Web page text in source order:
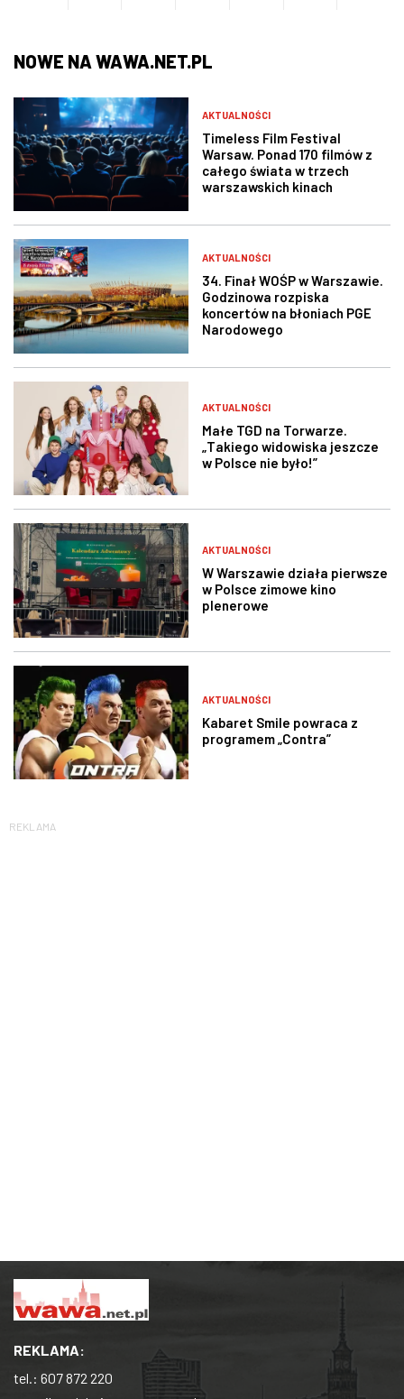
NOWE NA WAWA.NET.PL
AKTUALNOŚCI
Timeless Film Festival
Warsaw. Ponad 170 filmów z
całego świata w trzech
warszawskich kinach
AKTUALNOŚCI
34. Finał WOŚP w Warszawie.
Godzinowa rozpiska
koncertów na błoniach PGE
Narodowego
AKTUALNOŚCI
Małe TGD na Torwarze.
„Takiego widowiska jeszcze
w Polsce nie było!”
AKTUALNOŚCI
W Warszawie działa pierwsze
w Polsce zimowe kino
plenerowe
AKTUALNOŚCI
Kabaret Smile powraca z
programem „Contra”
REKLAMA
REKLAMA:
tel.: 607 872 220